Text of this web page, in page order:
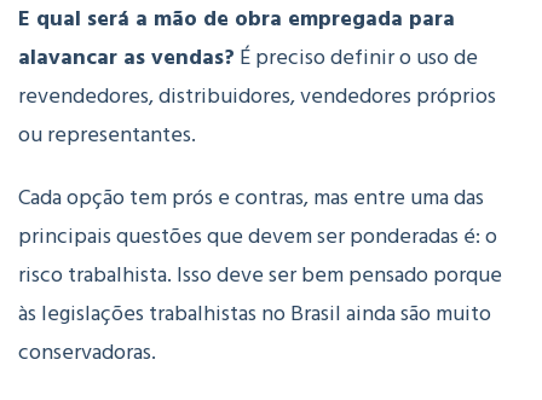
E qual será a mão de obra empregada para
alavancar as vendas? É preciso definir o uso de
revendedores, distribuidores, vendedores próprios
ou representantes.
Cada opção tem prós e contras, mas entre uma das
principais questões que devem ser ponderadas é: o
risco trabalhista. Isso deve ser bem pensado porque
às legislações trabalhistas no Brasil ainda são muito
conservadoras.